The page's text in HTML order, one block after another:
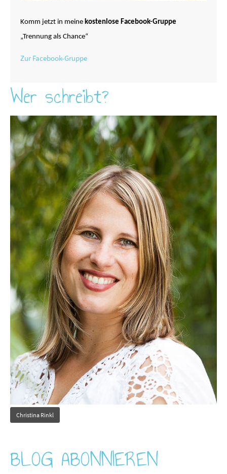
Komm jetzt in meinekostenlose Facebook-Gruppe
„Trennung als Chance“
Zur Facebook-Gruppe
Wer schreibt?
Christina Rinkl
BLOG ABONNIEREN